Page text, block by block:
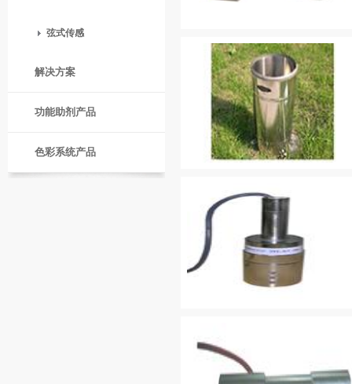
弦式传感
解决方案
功能助剂产品
色彩系统产品